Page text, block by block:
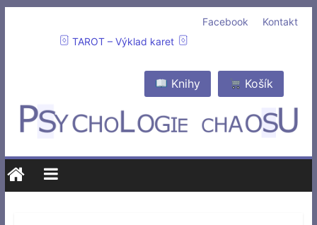
Kontakt
Facebook
TAROT – Výklad karet
Košík
Knihy